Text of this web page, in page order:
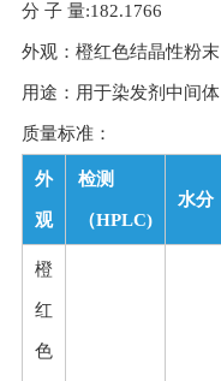
分 子 量:182.1766
外观：橙红色结晶性粉末
用途：用于染发剂中间体
质量标准：
外
观
检测
（HPLC)
水分
橙
红
色